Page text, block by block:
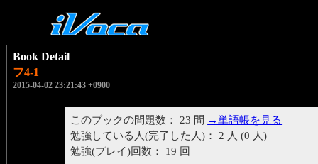
Book Detail
フ4-1
2015-04-02 23:21:43 +0900
このブックの問題数： 23 問 →単語帳を見る
勉強している人(完了した人)： 2 人 (0 人)
勉強(プレイ)回数： 19 回